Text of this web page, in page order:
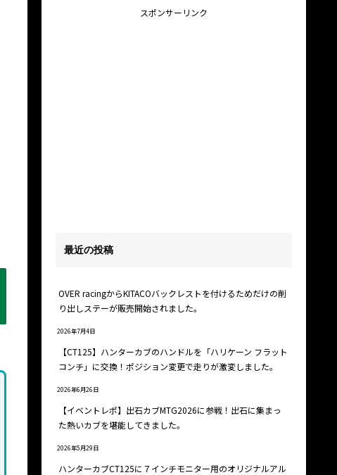
スポンサーリンク
最近の投稿
OVER racingからKITACOバックレストを付けるためだけの削
り出しステーが販売開始されました。
2026年7月4日
【CT125】ハンターカブのハンドルを「ハリケーン フラット
コンチ」に交換！ポジション変更で走りが激変しました。
2026年6月26日
【イベントレポ】出石カブMTG2026に参戦！出石に集まっ
た熱いカブを堪能してきました。
2026年5月29日
ハンターカブCT125に７インチモニター用のオリジナルアル